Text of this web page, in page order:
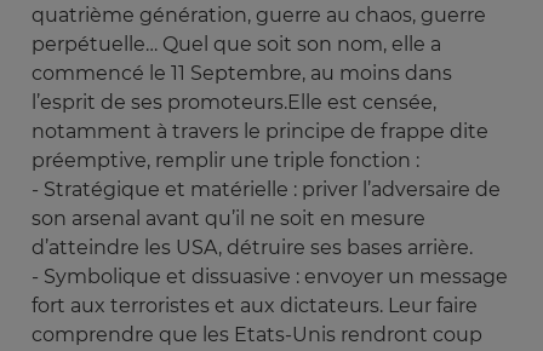
quatrième génération, guerre au chaos, guerre
perpétuelle… Quel que soit son nom, elle a
commencé le 11 Septembre, au moins dans
l’esprit de ses promoteurs.Elle est censée,
notamment à travers le principe de frappe dite
préemptive, remplir une triple fonction :
- Stratégique et matérielle : priver l’adversaire de
son arsenal avant qu’il ne soit en mesure
d’atteindre les USA, détruire ses bases arrière.
- Symbolique et dissuasive : envoyer un message
fort aux terroristes et aux dictateurs. Leur faire
comprendre que les Etats-Unis rendront coup